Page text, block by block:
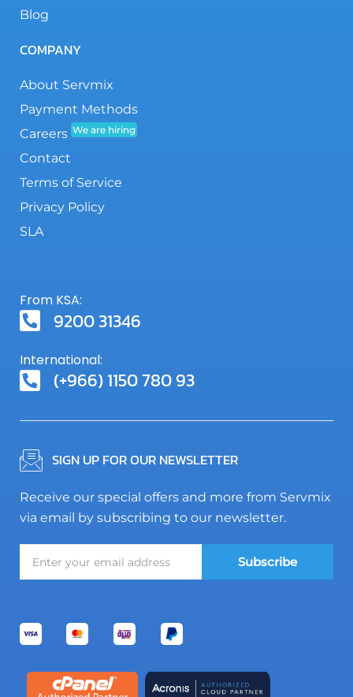
Blog
COMPANY
About Servmix
Payment Methods
Careers We are hiring
Contact
Terms of Service
Privacy Policy
SLA
From KSA:
9200 31346
International:
(+966) 1150 780 93
SIGN UP FOR OUR NEWSLETTER
Receive our special offers and more from Servmix
via email by subscribing to our newsletter.
Subscribe